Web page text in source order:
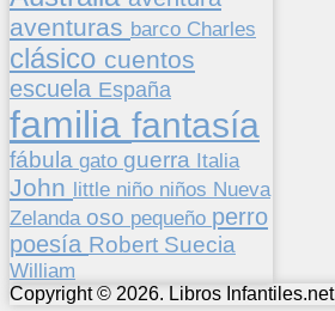
aventuras barco Charles
clásico cuentos
escuela España
familia fantasía
fábula gato guerra Italia
John little niño niños Nueva
Zelanda oso pequeño perro
poesía Robert Suecia
William
Copyright © 2026. Libros Infantiles.net